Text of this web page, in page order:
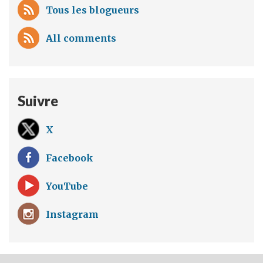
Tous les blogueurs
All comments
Suivre
X
Facebook
YouTube
Instagram